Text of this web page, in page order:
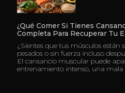
¿Qué Comer Si Tienes
Completa Para Recuperar Tu
¿Sientes que tus músculos están
pesados o sin fuerza incluso
El cansancio muscular puede
entrenamiento intenso, una mala